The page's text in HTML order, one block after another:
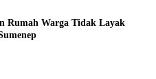
Rumah Warga Tidak Layak